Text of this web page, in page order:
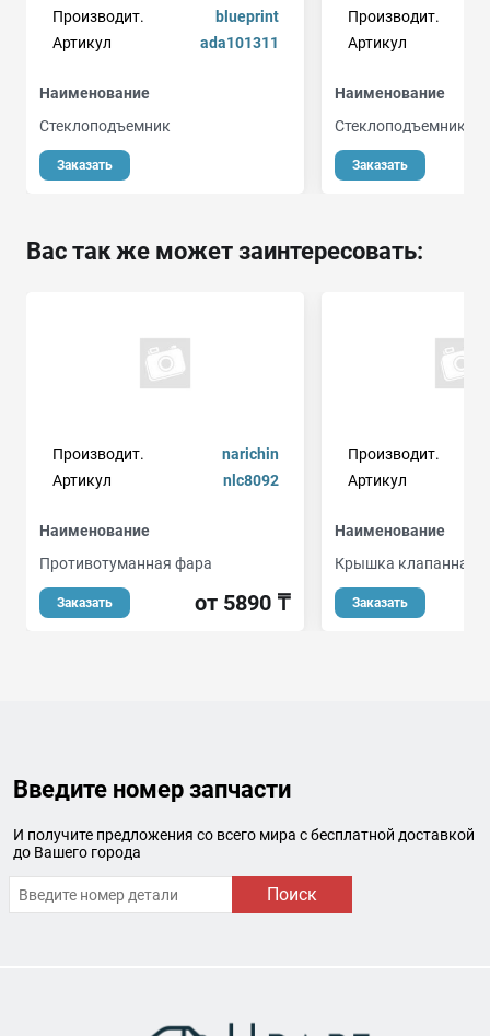
Производит.
blueprint
Артикул
ada101311
Наименование
Стеклоподъемник
Заказать
Производит.
Артикул
Наименование
Стеклоподъемник
Заказать
Вас так же может заинтересовать:
Производит.
narichin
Артикул
nlc8092
Наименование
Противотуманная фара
Заказать от 5890 ₸
Производит.
Артикул
Наименование
Крышка клапанная
Заказать
Введите номер запчасти
И получите предложения со всего мира с бесплатной доставкой
до Вашего города
Поиск